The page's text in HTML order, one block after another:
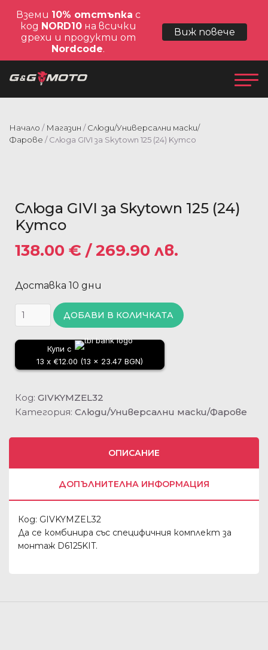
Начало / Магазин /Слюди/Универсални маски/
Фарове / Слюда GIVI за Skytown 125 (24) Kymco
Слюда GIVI за Skytown 125 (24)
Kymco
138.00 € / 269.90 лв.
Доставка 10 дни
ДОБАВИ В КОЛИЧКАТА
Купи с
13 x €12.00 (13 x 23.47 BGN)
Код: GIVKYMZEL32
Категория: Слюди/Универсални маски/Фарове
ОПИСАНИЕ
ДОПЪЛНИТЕЛНА ИНФОРМАЦИЯ
Код: GIVKYMZEL32
Да се ​​комбинира със специфичния комплект за
монтаж D6125KIT.
Вземи 10% отстъпка с
код NORD10на всички
дрехи и продукти от
Nordcode.
Виж повече